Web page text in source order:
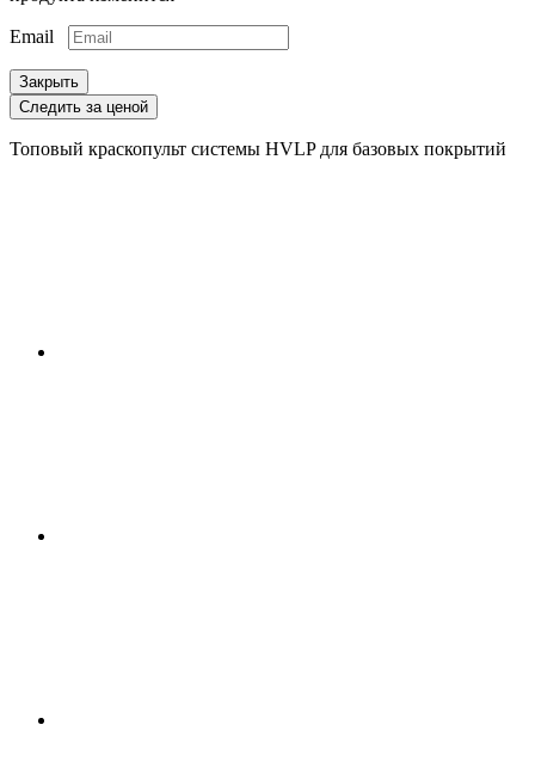
Email
Закрыть
Следить за ценой
Топовый краскопульт системы HVLP для базовых покрытий